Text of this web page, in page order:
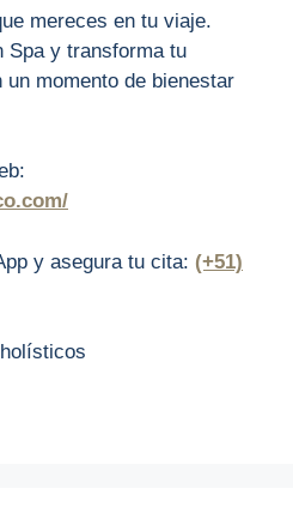
mereces en tu viaje.
Spa y transforma tu
momento de bienestar
y asegura tu cita: (+51)